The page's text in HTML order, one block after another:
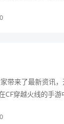
的名字一般，没
0
带来了最新资讯
CF穿越火线的手
炫彩夺目，是一
0